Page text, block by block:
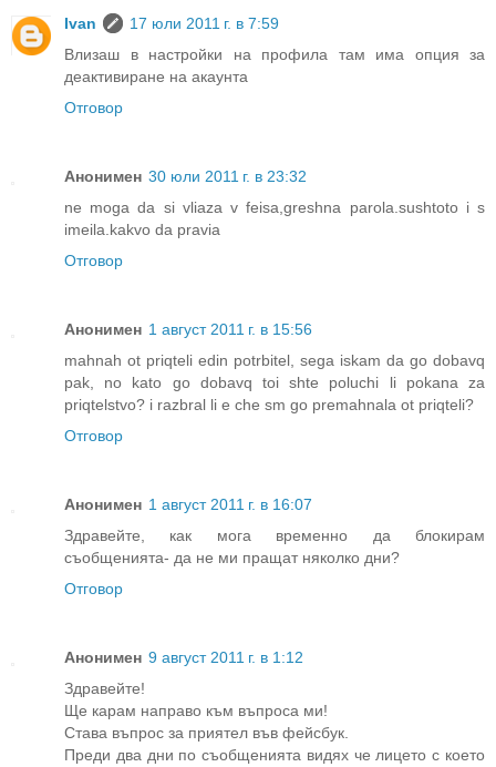
Ivan
17 юли 2011 г. в 7:59
Влизаш в настройки на профила там има опция за
деактивиране на акаунта
Отговор
Анонимен 30 юли 2011 г. в 23:32
ne moga da si vliaza v feisa,greshna parola.sushtoto i s
imeila.kakvo da pravia
Отговор
Анонимен 1 август 2011 г. в 15:56
mahnah ot priqteli edin potrbitel, sega iskam da go dobavq
pak, no kato go dobavq toi shte poluchi li pokana za
priqtelstvo? i razbral li e che sm go premahnala ot priqteli?
Отговор
Анонимен 1 август 2011 г. в 16:07
Здравейте, как мога временно да блокирам
съобщенията- да не ми пращат няколко дни?
Отговор
Анонимен 9 август 2011 г. в 1:12
Здравейте!
Ще карам направо към въпроса ми!
Става въпрос за приятел във фейсбук.
Преди два дни по съобщенията видях че лицето с което